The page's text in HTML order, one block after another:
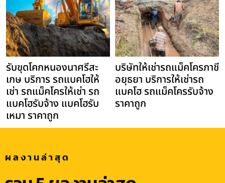
รับขุดโคกหนองนาศรีสะ
เกษ บริการ รถแบคโฮให้
เช่า รถแม็คโครให้เช่า รถ
แบคโฮรับจ้าง แบคโฮรับ
เหมา ราคาถูก
บริษัทให้เช่ารถแม็คโครภาชี
อยุธยา บริการให้เช่ารถ
แบคโฮ รถแม็คโครรับจ้าง
ราคาถูก
ผลงานล่าสุด